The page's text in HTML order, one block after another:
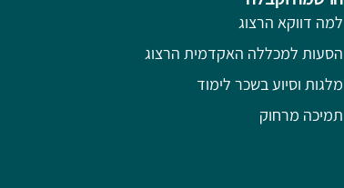
למה דווקא הרצוג
הסעות למכללה האקדמית הרצוג
מלגות וסיוע בשכר לימוד
תמיכה מרחוק